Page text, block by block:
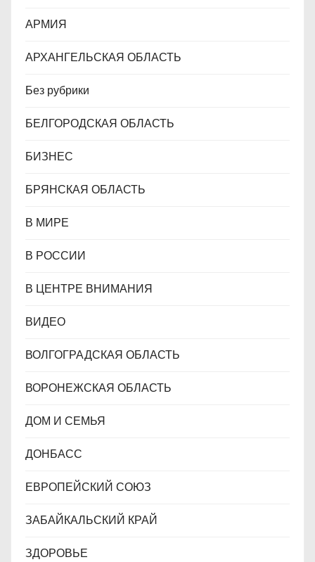
АРМИЯ
АРХАНГЕЛЬСКАЯ ОБЛАСТЬ
Без рубрики
БЕЛГОРОДСКАЯ ОБЛАСТЬ
БИЗНЕС
БРЯНСКАЯ ОБЛАСТЬ
В МИРЕ
В РОССИИ
В ЦЕНТРЕ ВНИМАНИЯ
ВИДЕО
ВОЛГОГРАДСКАЯ ОБЛАСТЬ
ВОРОНЕЖСКАЯ ОБЛАСТЬ
ДОМ И СЕМЬЯ
ДОНБАСС
ЕВРОПЕЙСКИЙ СОЮЗ
ЗАБАЙКАЛЬСКИЙ КРАЙ
ЗДОРОВЬЕ